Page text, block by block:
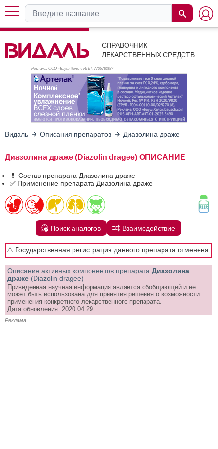
СПРАВОЧНИК
ЛЕКАРСТВЕННЫХ СРЕДСТВ
Реклама. ООО «Бауш Хелс», ИНН: 7706782987
Видаль Описания препаратов Диазолина драже
Диазолина драже (Diazolin dragee) ОПИСАНИЕ
💊 Состав препарата Диазолина драже
✅ Применение препарата Диазолина драже
Поиск аналогов Взаимодействие
⚠️ Государственная регистрация данного препарата отменена
Описание активных компонентов препарата Диазолина
драже (Diazolin dragee)
Приведенная научная информация является обобщающей и не
может быть использована для принятия решения о возможности
применения конкретного лекарственного препарата.
Дата обновления: 2020.04.29
Реклама